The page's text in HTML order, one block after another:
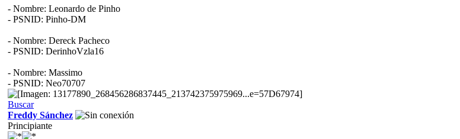
- Nombre: Leonardo de Pinho
- PSNID: Pinho-DM
- Nombre: Dereck Pacheco
- PSNID: DerinhoVzla16
- Nombre: Massimo
- PSNID: Neo70707
Buscar
Freddy Sánchez
Principiante